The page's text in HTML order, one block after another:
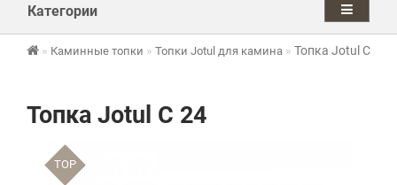
Категории
Каминные топки Топки Jotul для камина Топка Jotul C 24
Топка Jotul C 24
TOP